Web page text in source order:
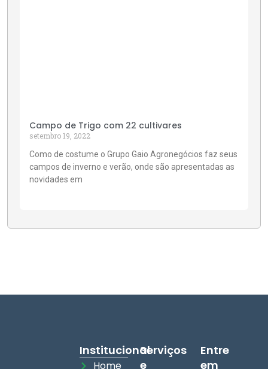
Campo de Trigo com 22 cultivares
setembro 19, 2022
Como de costume o Grupo Gaio Agronegócios faz seus
campos de inverno e verão, onde são apresentadas as
novidades em
Institucional
Home
Serviços
e
Entre
em